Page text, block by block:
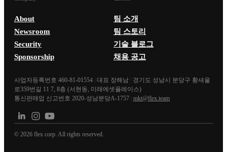
About
Newsroom
Security
Sponsorship
팀 소개
팀 스토리
기술 블로그
채용 공고
사업자등록번호 460-81-01554 대표 장해남
경기도 성남시 분당구 황새울
로359번길 11 7, 8층 (서현동, 미래에셋플레이스)
통신판매업 신고번호 2020-성남분당A-1757 mkt@flex.team
© 2026 flex corp. All rights reserved.